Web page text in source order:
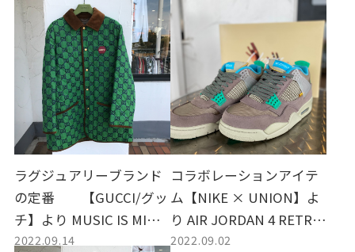
ラグジュアリーブランド
の定番 【GUCCI/グッ
チ】より MUSIC IS MINE
GGキルティングジャケッ
2022.09.14
コラボレーションアイテ
ム【NIKE × UNION】よ
り AIR JORDAN 4 RETRO
SPをお買取いたしまし
2022.09.02